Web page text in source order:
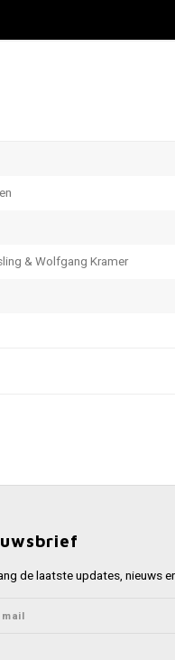
& Wolfgang Kramer
de laatste updates, nieuws